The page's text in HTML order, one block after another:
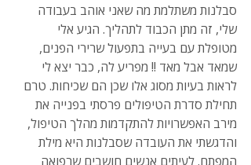
סבלנות משתלמת מה שאני אוהב בעבודה
שלי, זה מתן הכבוד לתהליך. הגיע אלי
מטופלת עם בעייה בתפעול שרירי הפנים,
שמאד אבל מאד !! מפריע לה, כבר יצא לי
לראות בעיות מסוג אלו שכן הם שכיחות. טרם
תחילת סדרת הטיפולים פרסתי בפנייה את
מירב האפשרויות להתקדמות מהלך הטיפול,
והדגשתי את העובדה שסבלנות היא מילת
המפתח. לעיתים אנשים חושבים שרפואה